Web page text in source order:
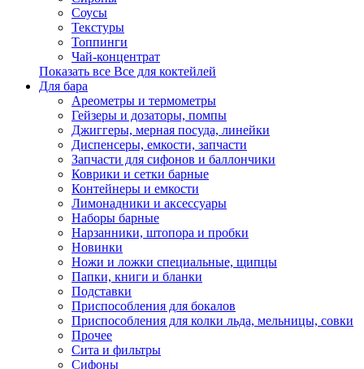
Соусы
Текстуры
Топпинги
Чай-концентрат
Показать все Все для коктейлей
Для бара
Ареометры и термометры
Гейзеры и дозаторы, помпы
Джиггеры, мерная посуда, линейки
Диспенсеры, емкости, запчасти
Запчасти для сифонов и баллончики
Коврики и сетки барные
Контейнеры и емкости
Лимонадники и аксессуары
Наборы барные
Нарзанники, штопора и пробки
Новинки
Ножи и ложки специальные, щипцы
Папки, книги и бланки
Подставки
Приспособления для бокалов
Приспособления для колки льда, мельницы, совки
Прочее
Сита и фильтры
Сифоны